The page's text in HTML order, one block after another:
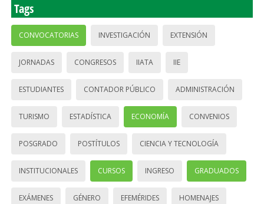
Tags
CONVOCATORIAS INVESTIGACIÓN EXTENSIÓN
JORNADAS CONGRESOS IIATA IIE
ESTUDIANTES CONTADOR PÚBLICO ADMINISTRACIÓN
TURISMO ESTADÍSTICA ECONOMÍA CONVENIOS
POSGRADO POSTÍTULOS CIENCIA Y TECNOLOGÍA
INSTITUCIONALES CURSOS INGRESO GRADUADOS
EXÁMENES GÉNERO EFEMÉRIDES HOMENAJES